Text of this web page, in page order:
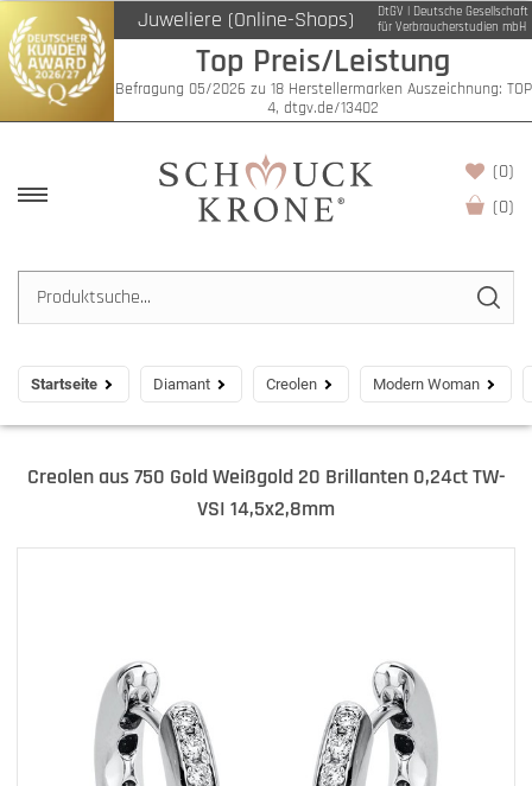
Juweliere (Online-Shops)
DtGV | Deutsche Gesellschaft
für Verbraucherstudien mbH
Top Preis/Leistung
Befragung 05/2026 zu 18 Herstellermarken Auszeichnung: TOP
4, dtgv.de/13402
(0)
(0)
Startseite Diamant Creolen Modern Woman
Creolen aus 750 Gold Weißgold 20 Brillanten 0,24ct TW-
VSI 14,5x2,8mm